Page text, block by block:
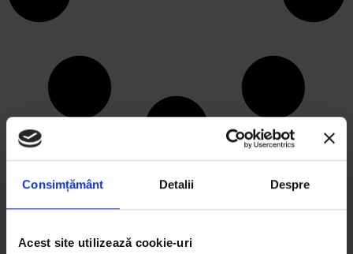
Consimțământ Detalii Despre
Acest site utilizează cookie-uri
ARTICOLE RECENTE
Arta eco prin ochii elevilor: 3 proiecte semifinaliste
Trash Art de la Liceul de Arte Dimitrie Paciurea și
iunie 26, 2026